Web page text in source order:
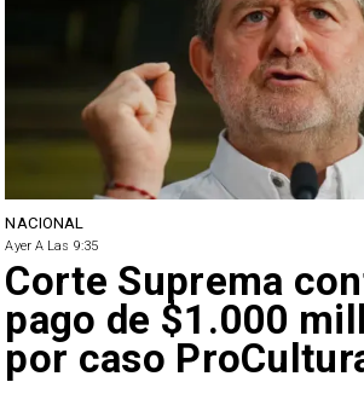
NACIONAL
Ayer A Las 9:35
Corte Suprema
pago de $1.000
por caso